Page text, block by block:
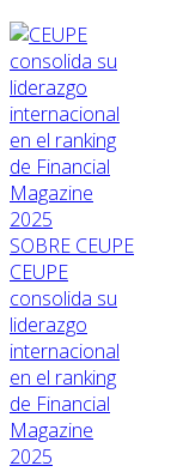
SOBRE CEUPE
CEUPE
consolida su
liderazgo
internacional
en el ranking
de Financial
Magazine
2025